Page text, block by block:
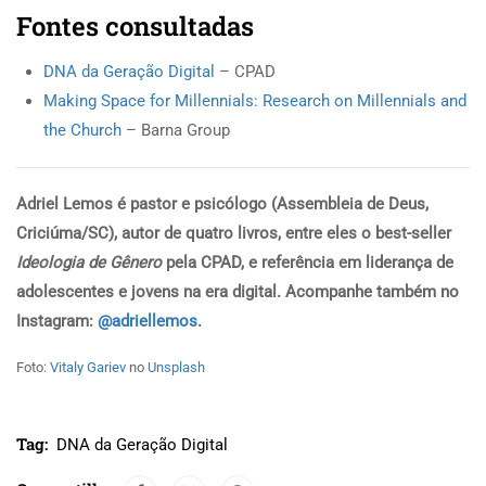
Fontes consultadas
DNA da Geração Digital – CPAD
Making Space for Millennials: Research on Millennials and
the Church – Barna Group
Adriel Lemos é pastor e psicólogo (Assembleia de Deus,
Criciúma/SC), autor de quatro livros, entre eles o best-seller
Ideologia de Gêneropela CPAD, e referência em liderança de
adolescentes e jovens na era digital. Acompanhe também no
Instagram: @adriellemos.
Foto: Vitaly Gariev no Unsplash
Tag: DNA da Geração Digital